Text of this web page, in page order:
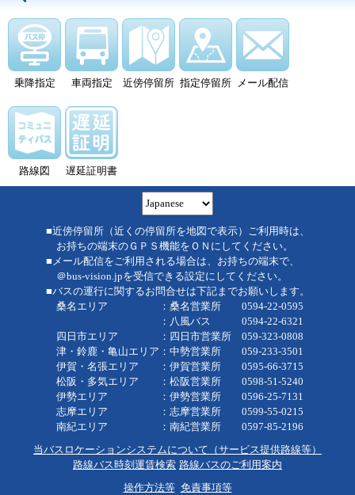
乗降指定 車両指定 近傍停留所 指定停留所 メール配信
路線図 遅延証明書
■近傍停留所（近くの停留所を地図で表示）ご利用時は、
お持ちの端末のＧＰＳ機能をＯＮにしてください。
■メール配信をご利用される場合は、お持ちの端末で、
＠bus-vision.jpを受信できる設定にしてください。
■バスの運行に関するお問合せは下記までお願いします。
桑名エリア ：桑名営業所 0594-22-0595
：八風バス 0594-22-6321
四日市エリア ：四日市営業所 059-323-0808
津・鈴鹿・亀山エリア：中勢営業所 059-233-3501
伊賀・名張エリア ：伊賀営業所 0595-66-3715
松阪・多気エリア ：松阪営業所 0598-51-5240
伊勢エリア ：伊勢営業所 0596-25-7131
志摩エリア ：志摩営業所 0599-55-0215
南紀エリア ：南紀営業所 0597-85-2196
当バスロケーションシステムについて（サービス提供路線等）
路線バス時刻運賃検索 路線バスのご利用案内
操作方法等 免責事項等